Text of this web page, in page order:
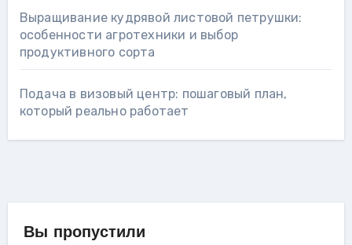
Выращивание кудрявой листовой петрушки:
особенности агротехники и выбор
продуктивного сорта
Подача в визовый центр: пошаговый план,
который реально работает
Вы пропустили